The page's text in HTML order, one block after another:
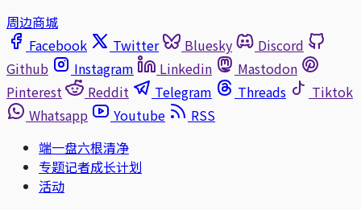
周边商城
Facebook
Twitter Bluesky
Discord
Github
Instagram Linkedin
Mastodon
Pinterest
Reddit Telegram Threads
Tiktok
Whatsapp
Youtube
RSS
端一盘六根清净
专题记者成长计划
活动